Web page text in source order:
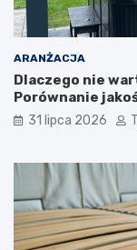
ARANŻACJA
Dlaczego nie
Porównanie
marketu
31 lipca 2026